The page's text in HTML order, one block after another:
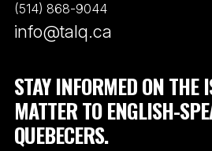
(514) 868-9044
info@talq.ca
STAY INFORMED ON THE
MATTER TO ENGLISH-
QUEBECERS.